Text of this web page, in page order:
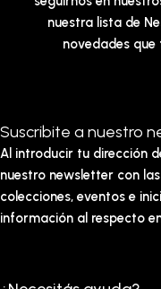
nuestra lista de
novedades
Suscribite a nuestro
Al introducir tu dirección
nuestro newsletter con
colecciones, eventos e
información al respecto